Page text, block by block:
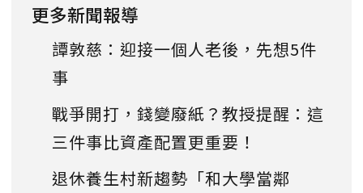
更多新聞報導
譚敦慈：迎接一個人老後，先想5件
事
戰爭開打，錢變廢紙？教授提醒：這
三件事比資產配置更重要！
退休養生村新趨勢「和大學當鄰